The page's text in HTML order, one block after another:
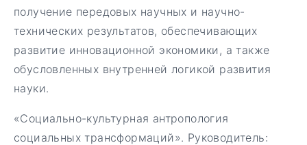
получение передовых научных и научно-
технических результатов, обеспечивающих
развитие инновационной экономики, а также
обусловленных внутренней логикой развития
науки.
«Социально-культурная антропология
социальных трансформаций». Руководитель: